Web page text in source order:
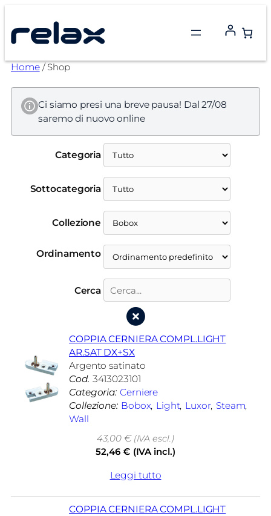
contenuto
Home/ Shop
Ci siamo presi una breve pausa! Dal 27/08
saremo di nuovo online
Categoria
Sottocategoria
Collezione
Ordinamento
Cerca
COPPIA CERNIERA COMPL.LIGHT
AR.SAT DX+SX
Cod. 3413023101
Argento satinato
Categoria: Cerniere
Collezione: Bobox, Light, Luxor, Steam,
Wall
43,00 €(IVA escl.)
52,46 € (IVA incl.)
Leggi tutto
COPPIA CERNIERA COMPL.LIGHT